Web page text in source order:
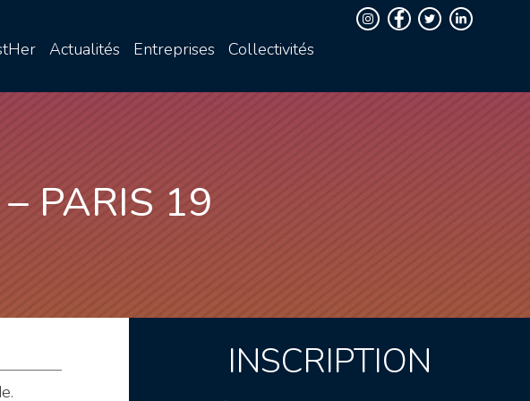
Actualités Entreprises Collectivités
PARIS 19
INSCRIPTION